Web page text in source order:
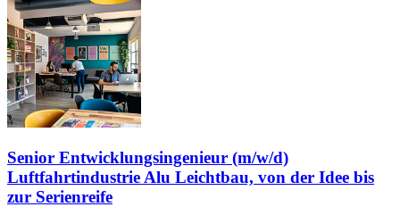
Senior Entwicklungsingenieur (m/w/d)
Luftfahrtindustrie Alu Leichtbau, von der Idee bis
zur Serienreife